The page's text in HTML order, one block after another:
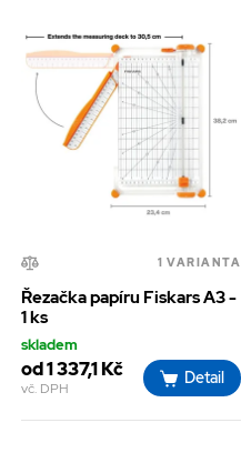
1 VARIANTA
Řezačka papíru Fiskars A3 -
1 ks
skladem
od 1 337,1 Kč
vč. DPH
Detail